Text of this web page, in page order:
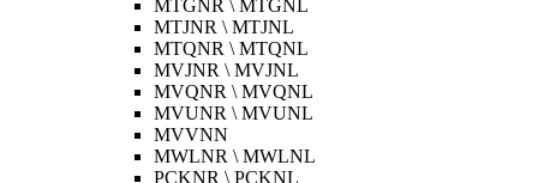
MTGNR \ MTGNL
MTJNR \ MTJNL
MTQNR \ MTQNL
MVJNR \ MVJNL
MVQNR \ MVQNL
MVUNR \ MVUNL
MVVNN
MWLNR \ MWLNL
PCKNR \ PCKNL